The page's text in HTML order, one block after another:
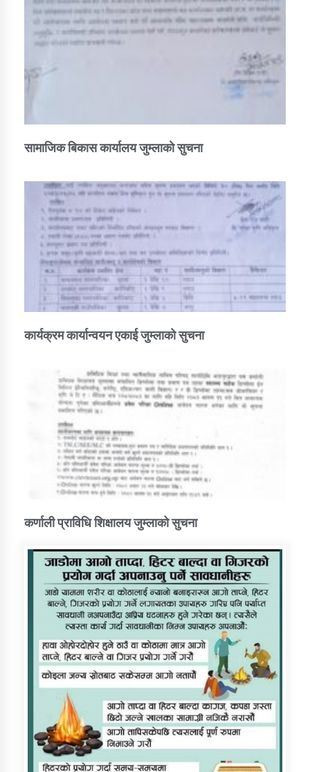
सामाजिक बिकास कार्यालय जुम्लाकाे सुचना
कार्यक्रम कार्यान्वयन एकाई जुम्लाको सुचना
कर्णाली प्राविधि शिक्षालय जुम्लाको सुचना